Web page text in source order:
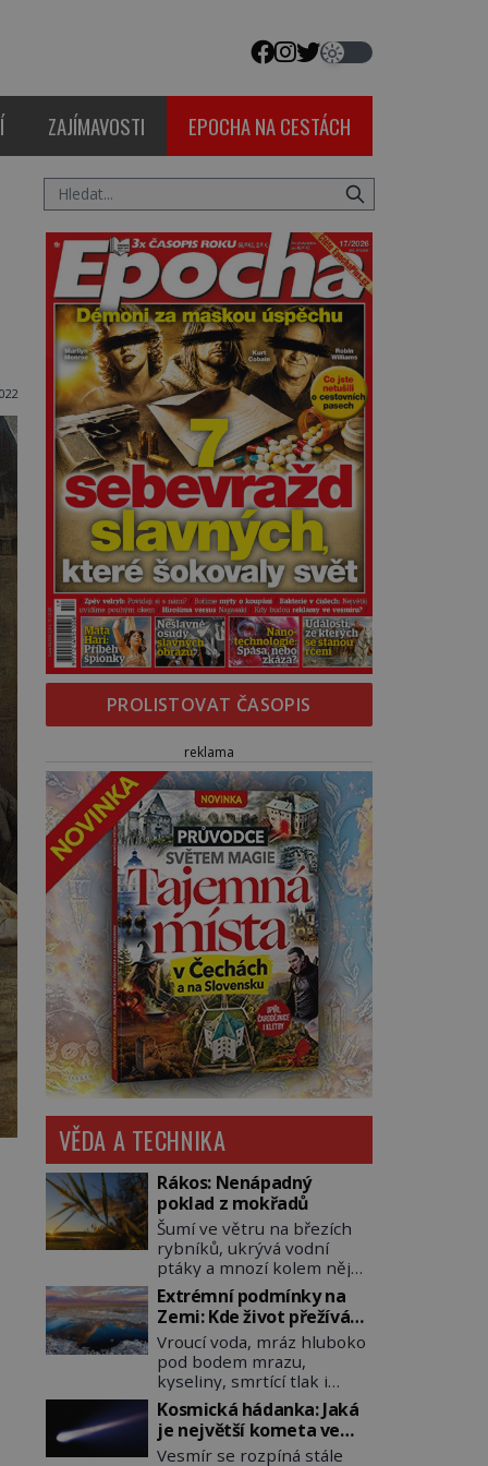
ZAJÍMAVOSTI EPOCHA NA CESTÁCH
PROLISTOVAT ČASOPIS
reklama
VĚDA A TECHNIKA
Rákos: Nenápadný
poklad z mokřadů
Šumí ve větru na březích
rybníků, ukrývá vodní
ptáky a mnozí kolem něj
procházejí bez povšimnutí.
Přesto právě rákos
pomáhal stavět domy,
vyrábět lodě, zapisovat
první texty a inspiroval
řadu pověstí. Tato
skromná, ale užitečná
rostlina provází člověka už
tisíce let. Většina lidí vnímá
Extrémní podmínky na
Zemi: Kde život přežívá
navzdory všemu
Vroucí voda, mráz hluboko
pod bodem mrazu,
kyseliny, smrtící tlak i
pouště, kde celé roky
nespadne jediná kapka
deště. Na první pohled
místa, kde nemůže
Kosmická hádanka: Jaká
je největší kometa ve
známém vesmíru?
Vesmír se rozpíná stále